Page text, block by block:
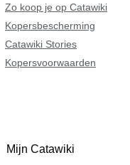
Zo koop je op Catawiki
Kopersbescherming
Catawiki Stories
Kopersvoorwaarden
Mijn Catawiki